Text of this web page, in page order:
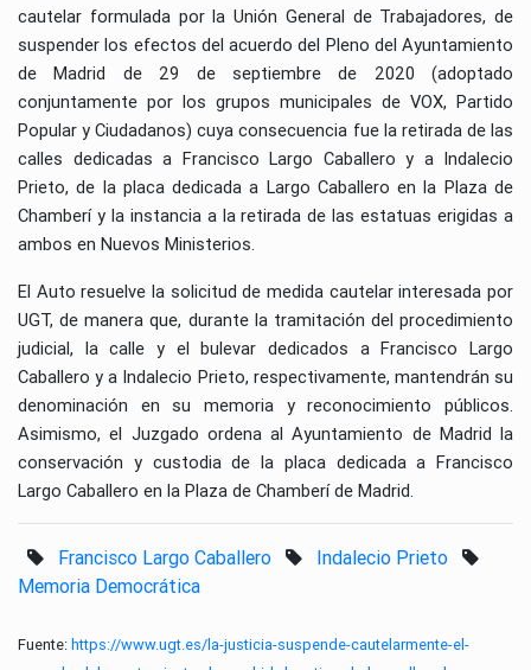
cautelar formulada por la Unión General de Trabajadores, de
suspender los efectos del acuerdo del Pleno del Ayuntamiento
de Madrid de 29 de septiembre de 2020 (adoptado
conjuntamente por los grupos municipales de VOX, Partido
Popular y Ciudadanos) cuya consecuencia fue la retirada de las
calles dedicadas a Francisco Largo Caballero y a Indalecio
Prieto, de la placa dedicada a Largo Caballero en la Plaza de
Chamberí y la instancia a la retirada de las estatuas erigidas a
ambos en Nuevos Ministerios.
El Auto resuelve la solicitud de medida cautelar interesada por
UGT, de manera que, durante la tramitación del procedimiento
judicial, la calle y el bulevar dedicados a Francisco Largo
Caballero y a Indalecio Prieto, respectivamente, mantendrán su
denominación en su memoria y reconocimiento públicos.
Asimismo, el Juzgado ordena al Ayuntamiento de Madrid la
conservación y custodia de la placa dedicada a Francisco
Largo Caballero en la Plaza de Chamberí de Madrid.
Francisco Largo Caballero
Indalecio Prieto
Memoria Democrática
Fuente:https://www.ugt.es/la-justicia-suspende-cautelarmente-el-